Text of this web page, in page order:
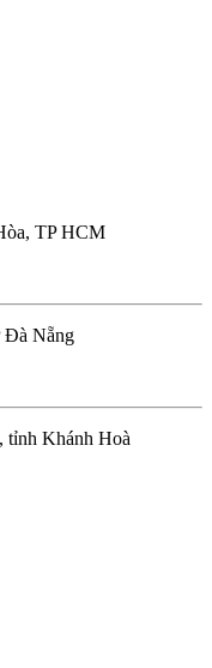
TP HCM
Đà Nẵng
tỉnh Khánh Hoà